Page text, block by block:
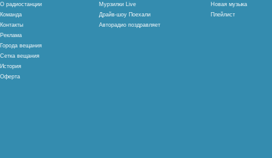
О радиостанции
Команда
Контакты
Реклама
Города вещания
Сетка вещания
История
Оферта
Мурзилки Live
Драйв-шоу Поехали
Авторадио поздравляет
Новая музыка
Плейлист